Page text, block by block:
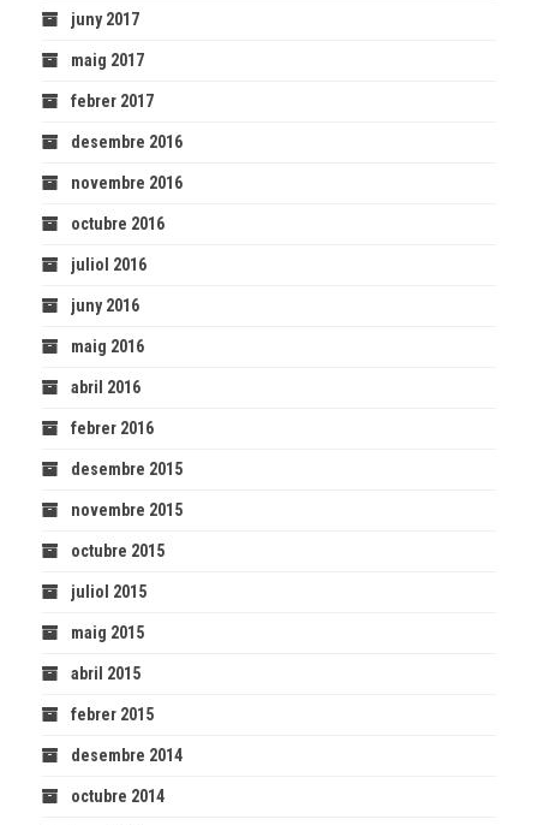
juny 2017
maig 2017
febrer 2017
desembre 2016
novembre 2016
octubre 2016
juliol 2016
juny 2016
maig 2016
abril 2016
febrer 2016
desembre 2015
novembre 2015
octubre 2015
juliol 2015
maig 2015
abril 2015
febrer 2015
desembre 2014
octubre 2014